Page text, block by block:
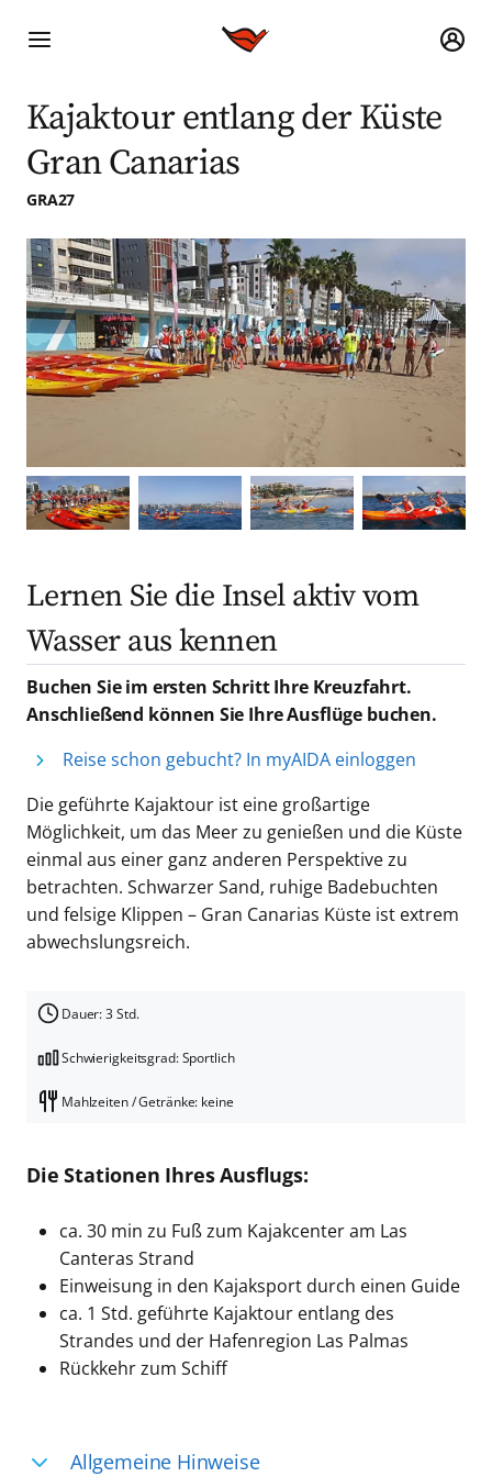
Kajaktour entlang der Küste
Gran Canarias
GRA27
Lernen Sie die Insel aktiv vom
Wasser aus kennen
Buchen Sie im ersten Schritt Ihre Kreuzfahrt.
Anschließend können Sie Ihre Ausflüge buchen.
Reise schon gebucht? In myAIDA einloggen
Die geführte Kajaktour ist eine großartige
Möglichkeit, um das Meer zu genießen und die Küste
einmal aus einer ganz anderen Perspektive zu
betrachten. Schwarzer Sand, ruhige Badebuchten
und felsige Klippen – Gran Canarias Küste ist extrem
abwechslungsreich.
Dauer: 3 Std.
Schwierigkeitsgrad: Sportlich
Mahlzeiten / Getränke: keine
Die Stationen Ihres Ausflugs:
ca. 30 min zu Fuß zum Kajakcenter am Las
Canteras Strand
Einweisung in den Kajaksport durch einen Guide
ca. 1 Std. geführte Kajaktour entlang des
Strandes und der Hafenregion Las Palmas
Rückkehr zum Schiff
Allgemeine Hinweise